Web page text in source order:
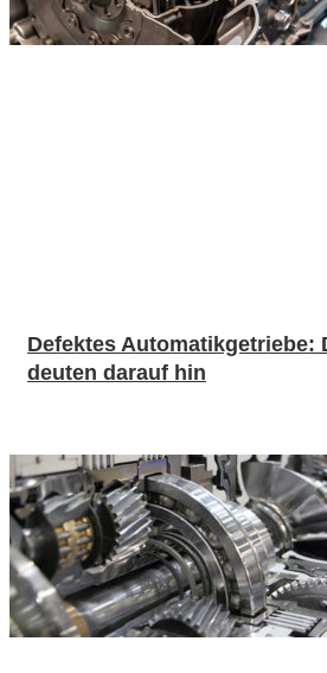
Defektes Automatikgetriebe:
deuten darauf hin